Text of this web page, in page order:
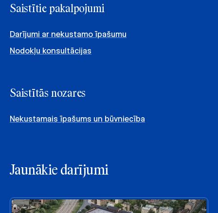
Saistītie pakalpojumi
Darījumi ar nekustamo īpašumu
Nodokļu konsultācijas
Saistītās nozares
Nekustamais īpašums un būvniecība
Jaunākie darījumi